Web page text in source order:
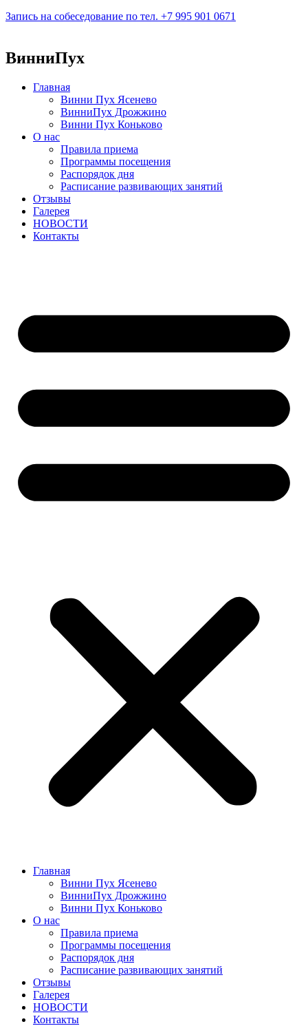
Запись на собеседование по тел. +7 995 901 0671
ВинниПух
Главная
Винни Пух Ясенево
ВинниПух Дрожжино
Винни Пух Коньково
О нас
Правила приема
Программы посещения
Распорядок дня
Расписание развивающих занятий
Отзывы
Галерея
НОВОСТИ
Контакты
Главная
Винни Пух Ясенево
ВинниПух Дрожжино
Винни Пух Коньково
О нас
Правила приема
Программы посещения
Распорядок дня
Расписание развивающих занятий
Отзывы
Галерея
НОВОСТИ
Контакты